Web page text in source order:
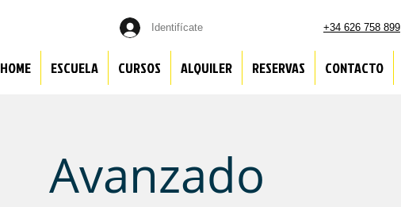
Identifícate +34 626 758 899
HOME ESCUELA CURSOS ALQUILER RESERVAS CONTACTO
Avanzado